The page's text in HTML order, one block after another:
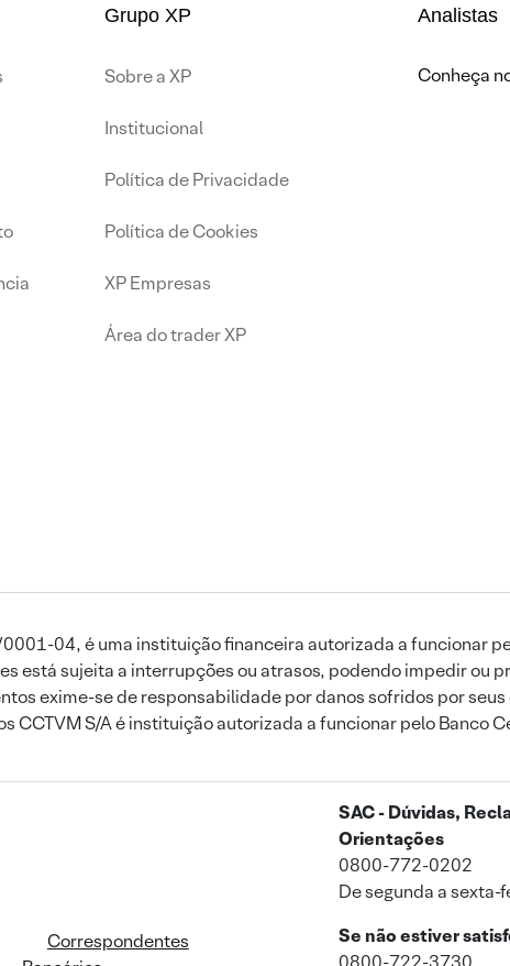
Grupo XP
Sobre a XP
Institucional
Política de Privacidade
Política de Cookies
XP Empresas
Área do trader XP
Analistas
Conheça
04, é uma instituição financeira autorizada a funcionar
está sujeita a interrupções ou atrasos, podendo impedir ou
exime-se de responsabilidade por danos sofridos por
S/A é instituição autorizada a funcionar pelo Banco
Correspondentes
SAC - Dúvidas,
Orientações
0800-772-0202
De segunda a sexta-
Se não estiver